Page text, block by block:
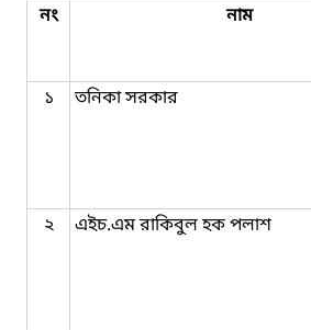
নং নাম
১ তনিকা সরকার
২ এইচ.এম রাকিবুল হক পলাশ